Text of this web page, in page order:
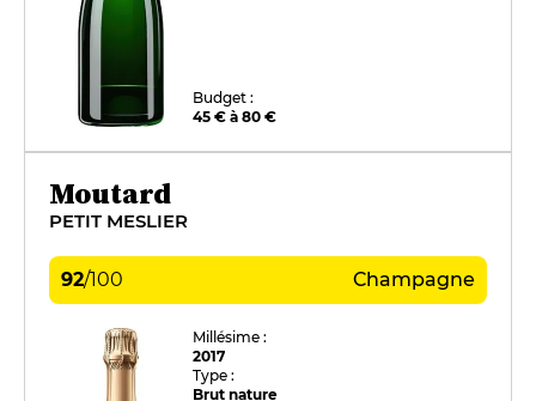
Budget :
45 € à 80 €
Moutard
PETIT MESLIER
92/100 Champagne
Millésime :
2017
Type :
Brut nature